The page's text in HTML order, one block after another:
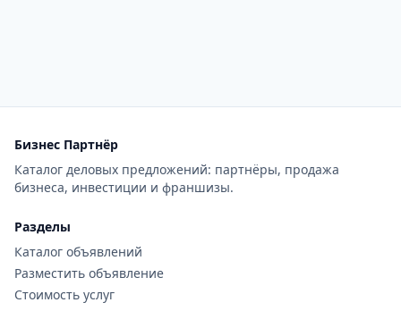
Бизнес Партнёр
Каталог деловых предложений: партнёры, продажа
бизнеса, инвестиции и франшизы.
Разделы
Каталог объявлений
Разместить объявление
Стоимость услуг